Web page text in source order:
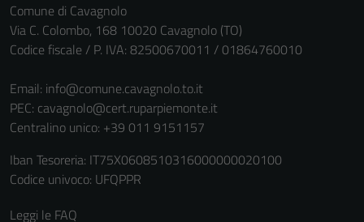
Comune di Cavagnolo
Via C. Colombo, 168 10020 Cavagnolo (TO)
Codice fiscale / P. IVA: 82500670011 / 01864760010
Email: info@comune.cavagnolo.to.it
PEC: cavagnolo@cert.ruparpiemonte.it
Centralino unico: +39 011 9151157
Iban Tesoreria: IT75X0608510316000000020100
Codice univoco: UFQPPR
Leggi le FAQ